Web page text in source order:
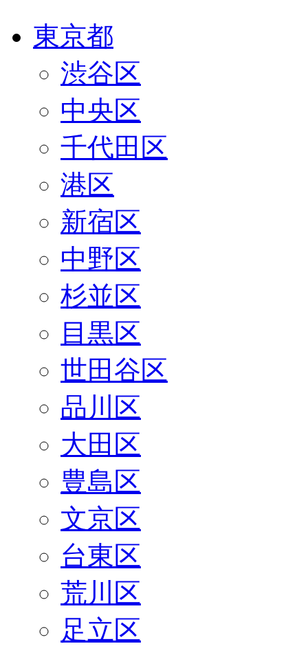
東京都
渋谷区
中央区
千代田区
港区
新宿区
中野区
杉並区
目黒区
世田谷区
品川区
大田区
豊島区
文京区
台東区
荒川区
足立区